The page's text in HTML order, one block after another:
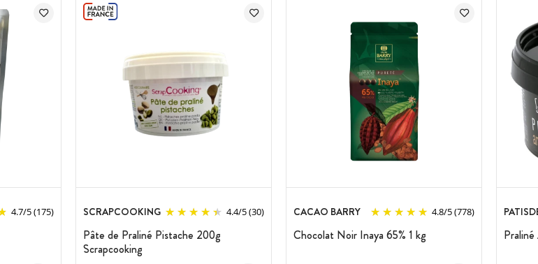
4.7/5(175) SCRAPCOOKING 4.4/5(30)
Pâte de Praliné Pistache 200g
Scrapcooking
CACAO BARRY 4.8/5(778)
Chocolat Noir Inaya 65% 1 kg